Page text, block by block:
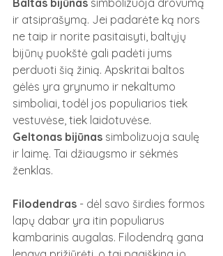
Baltas bijūnas simbolizuoja drovumą
ir atsiprašymą. Jei padarėte ką nors
ne taip ir norite pasitaisyti, baltųjų
bijūnų puokštė gali padėti jums
perduoti šią žinią. Apskritai baltos
gėlės yra grynumo ir nekaltumo
simboliai, todėl jos populiarios tiek
vestuvėse, tiek laidotuvėse.
Geltonas bijūnas simbolizuoja saulę
ir laimę. Tai džiaugsmo ir sėkmės
ženklas.
Filodendras - dėl savo širdies formos
lapų dabar yra itin populiarus
kambarinis augalas. Filodendrą gana